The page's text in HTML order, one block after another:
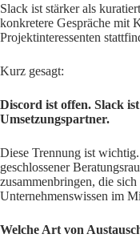
Slack ist stärker als
konkretere Gespräche mit
Projektinteressenten
Kurz gesagt:
Discord ist offen. Slack
Umsetzungspartner.
Diese Trennung ist
geschlossener
zusammenbringen, die
Unternehmenswissen im
Welche Art von